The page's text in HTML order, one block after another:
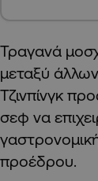
Τραγανά
μεταξύ
Τζινπίνγκ
σεφ να
προέδρου.